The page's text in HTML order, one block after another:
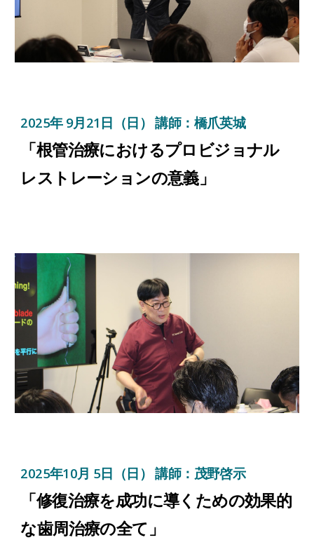
2025年9月21 日（日） 講師：橋爪英城
「根管治療におけるプロビジョナル
レストレーションの意義」
2025年10月 5日（日） 講師： 茂野啓示
「修復治療を成功に導くための効果的
な歯周治療の全て 」